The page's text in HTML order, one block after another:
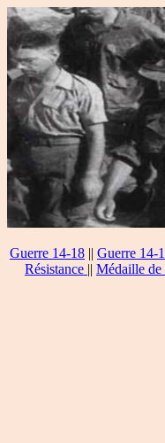
Guerre 14-18 || Guerre 14-
Résistance || Médaille de